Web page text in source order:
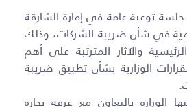
جلسة توعية عامة في إمارة الشارقة
في شأن ضريبة الشركات، وذلك
والآثار المترتبة على أهم
الوزارية بشأن تطبيق ضريبة
.
الوزارة بالتعاون مع غرفة تجارة